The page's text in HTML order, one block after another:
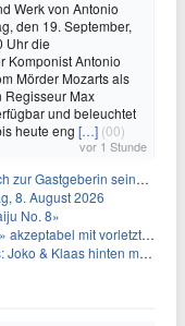
Werk von Antonio
den 19. September,
Uhr die
Komponist Antonio
Mörder Mozarts als
Regisseur Max
und beleuchtet
heute eng […] (00)
vor 1 Stunde
seines Reality-Podcasts
8. August 2026
No. 8»
mit vorletzter Etappe
& Klaas hinten mit Best-Of